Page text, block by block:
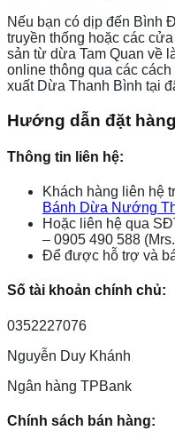
Nếu bạn có dịp đến Bình
truyền thống hoặc các
sản từ dừa Tam Quan về
online thông qua các
xuất Dừa Thanh Bình tại
Hướng dẫn đặt
Thông tin liên hệ:
Khách hàng liên hệ
Bánh Dừa Nướng
Hoặc liên hệ qua
– 0905 490 588
Để được hỗ trợ và
Số tài khoản chính chủ:
0352227076
Nguyễn Duy Khánh
Ngân hàng TPBank
Chính sách bán hàng: